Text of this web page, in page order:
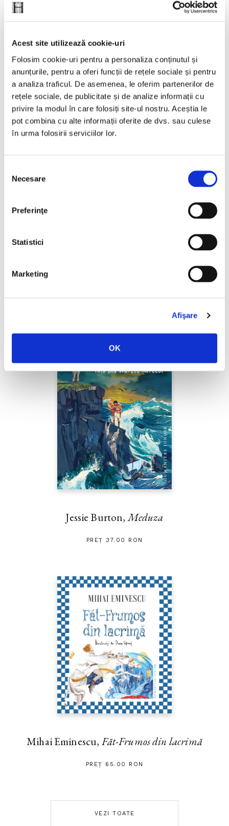
Acest site utilizează cookie-uri
Folosim cookie-uri pentru a personaliza conținutul și
anunțurile, pentru a oferi funcții de rețele sociale și pentru
a analiza traficul. De asemenea, le oferim partenerilor de
rețele sociale, de publicitate și de analize informații cu
privire la modul în care folosiți site-ul nostru. Aceștia le
pot combina cu alte informații oferite de dvs. sau culese
în urma folosirii serviciilor lor.
consimțământului
Necesare
Preferinţe
Statistici
Marketing
Afişare
OK
Peter Haas și fantoma din
PREȚ 87.00 RON
Jessie Burton,Meduza
PREȚ 37.00 RON
Mihai Eminescu, Făt-Frumos din lacrimă
PREȚ 65.00 RON
VEZI TOATE